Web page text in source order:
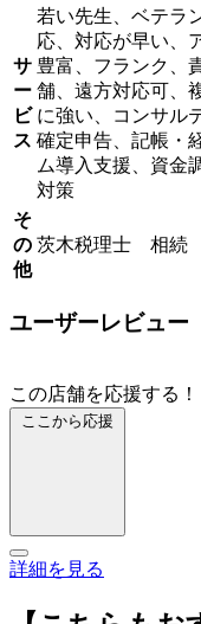
サ
ー
ビ
ス
若い先生、ベテラ
応、対応が早い、
豊富、フランク、
舗、遠方対応可、
に強い、コンサル
確定申告、記帳・
ム導入支援、資金
対策
そ
の
他
茨木税理士 相続
ユーザーレビュー
この店舗を応援する！
ここから応援
詳細を見る